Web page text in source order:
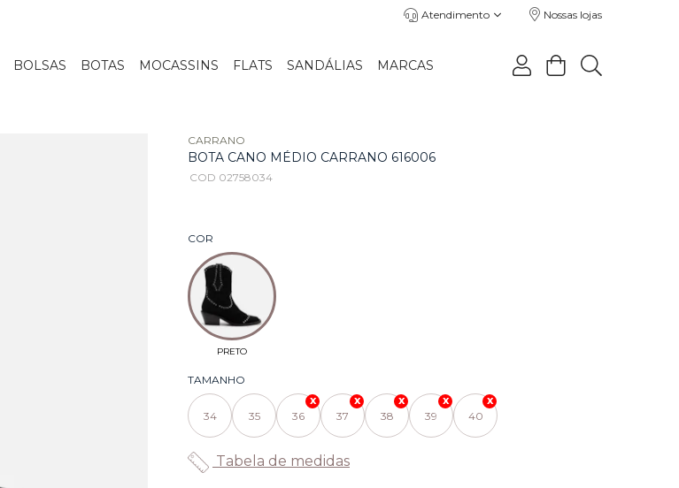
Atendimento Nossas lojas
BOLSAS BOTAS MOCASSINS FLATS SANDÁLIAS MARCAS
CARRANO
BOTA CANO MÉDIO CARRANO 616006
COD 02758034
COR
TAMANHO
34 35 36 37 38 39 40
Tabela de medidas